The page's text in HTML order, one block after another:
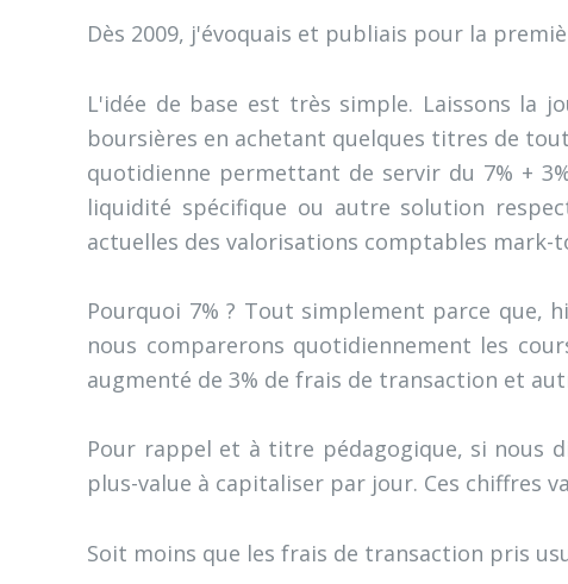
Dès 2009, j'évoquais et publiais pour la
L'idée de base est très simple. Laissons la
boursières en achetant quelques titres de
quotidienne permettant de servir du 7% +
liquidité spécifique ou autre solution
actuelles des valorisations comptables mark-
Pourquoi 7% ? Tout simplement parce que,
nous comparerons quotidiennement les
augmenté de 3% de frais de transaction et
Pour rappel et à titre pédagogique, si nous
plus-value à capitaliser par jour. Ces chiffres
Soit moins que les frais de transaction pris